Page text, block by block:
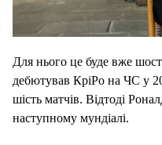
Для нього це буде вже
дебютував КріРо на ЧС у
шість матчів. Відтоді
наступному мундіалі.